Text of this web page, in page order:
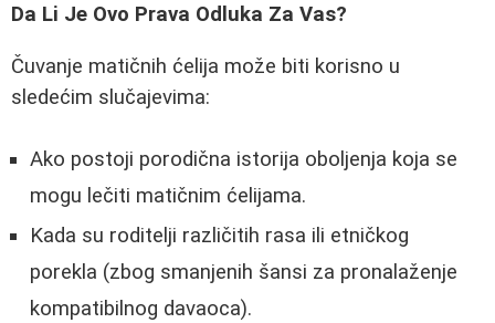
Da Li Je Ovo Prava Odluka Za Vas?
Čuvanje matičnih ćelija može biti korisno u
sledećim slučajevima:
Ako postoji porodična istorija oboljenja koja se
mogu lečiti matičnim ćelijama.
Kada su roditelji različitih rasa ili etničkog
porekla (zbog smanjenih šansi za pronalaženje
kompatibilnog davaoca).